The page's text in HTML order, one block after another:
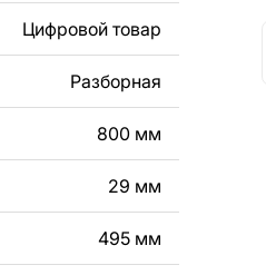
изображение,
дизайн изделия.
изделия из
с нами в
Цифровой товар
Разборная
800 мм
29 мм
495 мм